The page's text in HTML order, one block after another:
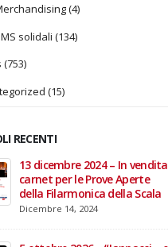
(4)
solidali (134)
(753)
(15)
RECENTI
22 giugno 2026 – Terrazze del
Duomo: apertura serale
straordinaria per Fondazione
Cieli Azzurri